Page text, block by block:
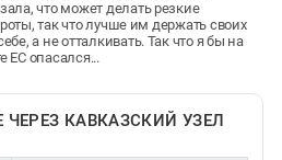
что может делать резкие
так что лучше им держать своих
а не отталкивать. Так что я бы на
ЕС опасался...
КАВКАЗСКИЙ УЗЕЛ